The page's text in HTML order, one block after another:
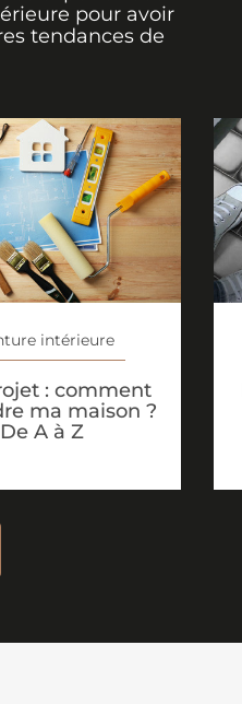
pour avoir
tendances de
intérieure
: comment
ma maison ?
De A à Z